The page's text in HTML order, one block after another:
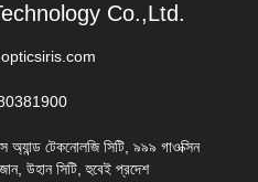
Co.,Ltd.
অ্যান্ড টেকনোলজি সিটি, ৯৯৯ গাওক্সিন
উহান সিটি, হুবেই প্রদেশ